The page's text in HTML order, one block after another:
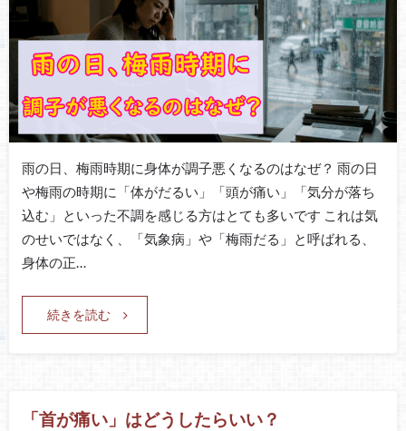
雨の日、梅雨時期に身体が調子悪くなるのはなぜ？ 雨の日
や梅雨の時期に「体がだるい」「頭が痛い」「気分が落ち
込む」といった不調を感じる方はとても多いです これは気
のせいではなく、「気象病」や「梅雨だる」と呼ばれる、
身体の正…
続きを読む
「首が痛い」はどうしたらいい？